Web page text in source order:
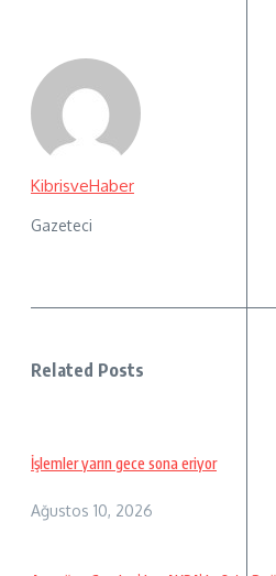
KibrisveHaber
Gazeteci
Related Posts
İşlemler yarın gece sona eriyor
Ağustos 10, 2026